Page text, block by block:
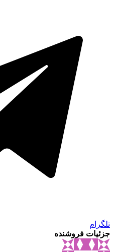
تلگرام
جزئیات فروشنده